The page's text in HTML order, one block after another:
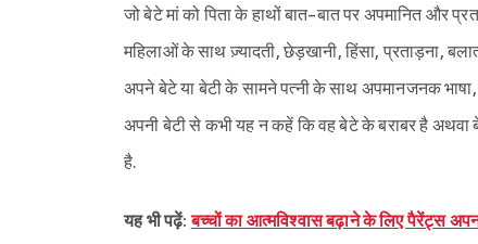
जो बेटे मां को पिता के हाथों बात-बात पर अपमानित और
महिलाओं के साथ ज़्यादती, छेड़खानी, हिंसा, प्रताड़ना,
अपने बेटे या बेटी के सामने पत्नी के साथ अपमानजनक
अपनी बेटी से कभी यह न कहें कि वह बेटे के बराबर है
है.
यह भी पढ़ें:बच्चों का आत्मविश्वास बढ़ाने के लिए पैरेंट्स